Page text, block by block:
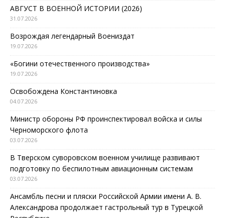
АВГУСТ В ВОЕННОЙ ИСТОРИИ (2026)
31.07.2026
Возрождая легендарный Воениздат
19.07.2026
«Богини отечественного производства»
19.07.2026
Освобождена Константиновка
04.07.2026
Министр обороны РФ проинспектировал войска и силы
Черноморского флота
03.07.2026
В Тверском суворовском военном училище развивают
подготовку по беспилотным авиационным системам
03.07.2026
Ансамбль песни и пляски Российской Армии имени А. В.
Александрова продолжает гастрольный тур в Турецкой